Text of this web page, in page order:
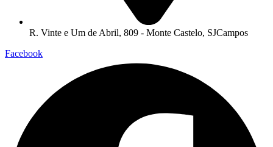
R. Vinte e Um de Abril, 809 - Monte Castelo, SJCampos
Facebook